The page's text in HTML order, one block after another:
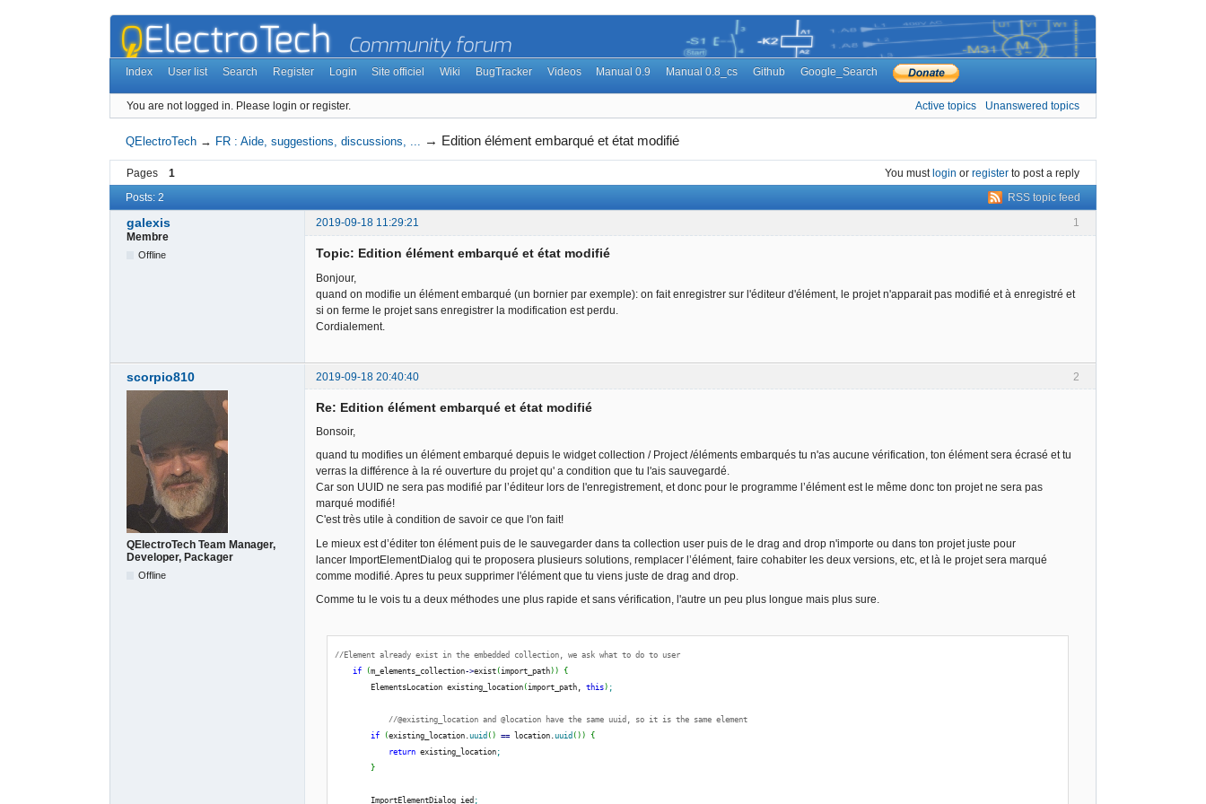
Index User list Search Register Login Site officiel Wiki BugTracker Videos Manual 0.9 Manual 0.8_cs Github Google_Search
You are not logged in. Please login or register. Active topics Unanswered topics
QElectroTech → FR : Aide, suggestions, discussions, ... → Edition élément embarqué et état modifié
Pages 1 You mustlogin or register to post a reply
RSS topic feed
Posts: 2
1
galexis
2019-09-18 11:29:21
Membre
Offline Topic: Edition élément embarqué et état modifié
Bonjour,
quand on modifie un élément embarqué (un bornier par exemple): on fait enregistrer sur l'éditeur d'élément, le projet n'apparait pas modifié et à enregistré et
si on ferme le projet sans enregistrer la modification est perdu.
Cordialement.
2
scorpio810 2019-09-18 20:40:40
QElectroTech Team Manager,
Developer, Packager
Offline
Re: Edition élément embarqué et état modifié
Bonsoir,
quand tu modifies un élément embarqué depuis le widget collection / Project /éléments embarqués tu n'as aucune vérification, ton élément sera écrasé et tu
verras la différence à la ré ouverture du projet qu' a condition que tu l'ais sauvegardé.
Car son UUID ne sera pas modifié par l’éditeur lors de l'enregistrement, et donc pour le programme l’élément est le même donc ton projet ne sera pas
marqué modifié!
C'est très utile à condition de savoir ce que l'on fait!
Le mieux est d’éditer ton élément puis de le sauvegarder dans ta collection user puis de le drag and drop n'importe ou dans ton projet juste pour
lancer ImportElementDialog qui te proposera plusieurs solutions, remplacer l’élément, faire cohabiter les deux versions, etc, et là le projet sera marqué
comme modifié. Apres tu peux supprimer l'élément que tu viens juste de drag and drop.
Comme tu le vois tu a deux méthodes une plus rapide et sans vérification, l'autre un peu plus longue mais plus sure.
//Element already exist in the embedded collection, we ask what to do to user
if
(m_elements_collection->exist(import_path))
{
ElementsLocation existing_location(import_path, this) ;
//@existing_location and @location have the same uuid, so it is the same element
if
(existing_location.uuid () == location.uuid ())
{
return existing_location;
}
ImportElementDialog ied ;